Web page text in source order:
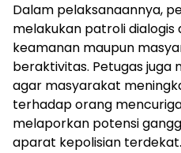
Dalam pelaksanaannya,
melakukan patroli dialogis
keamanan maupun
beraktivitas. Petugas juga
agar masyarakat
terhadap orang
melaporkan potensi
aparat kepolisian terdekat.